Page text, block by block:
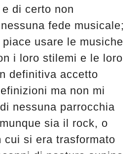
di certo non
fede musicale;
usare le musiche
i loro stilemi e le loro
definitiva accetto
ma non mi
nessuna parrocchia
sia il rock, o
cui si era trasformato